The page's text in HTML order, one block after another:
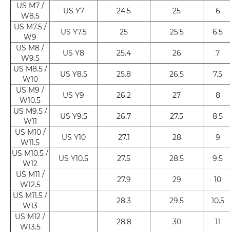
US M7 /
W8.5
US Y7 24.5 25
6
US M7.5 /
W9
US Y7.5 25 25.5
6.5
US M8 /
W9.5
US Y8 25.4 26
7
US M8.5 /
W10
US Y8.5 25.8 26.5
7.5
US M9 /
W10.5
US Y9 26.2 27
8
US M9.5 /
W11
US Y9.5 26.7 27.5
8.5
US M10 /
W11.5
US Y10 27.1 28
9
US M10.5 /
W12
US Y10.5 27.5 28.5
9.5
US M11 /
W12.5
27.9 29
10
US M11.5 /
W13
28.3 29.5
10.5
US M12 /
W13.5
28.8 30
11